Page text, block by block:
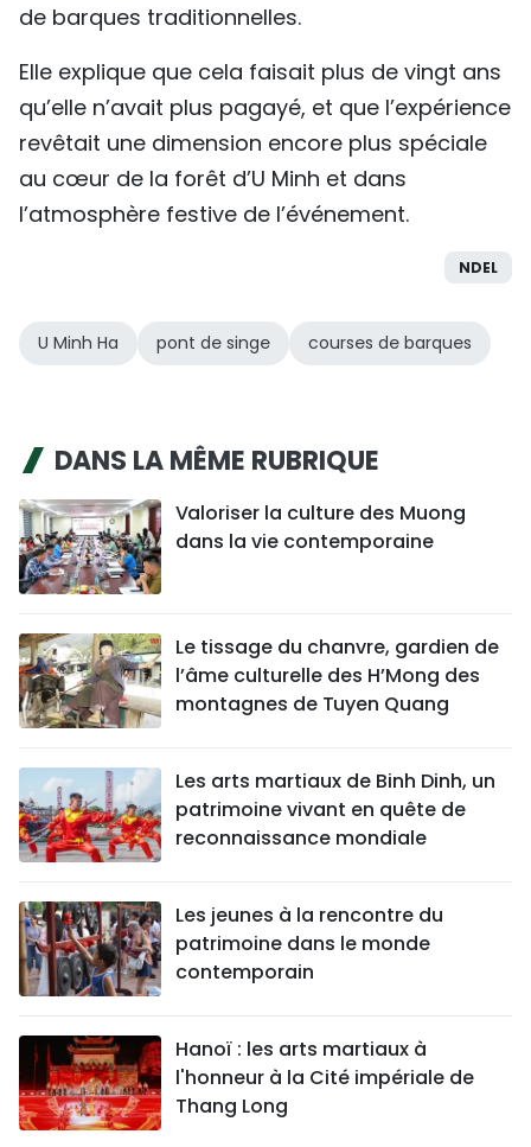
de barques traditionnelles.
Elle explique que cela faisait plus de vingt ans
qu’elle n’avait plus pagayé, et que l’expérience
revêtait une dimension encore plus spéciale
au cœur de la forêt d’U Minh et dans
l’atmosphère festive de l’événement.
NDEL
U Minh Ha pont de singe courses de barques
DANS LA MÊME RUBRIQUE
Valoriser la culture des Muong
dans la vie contemporaine
Le tissage du chanvre, gardien de
l’âme culturelle des H’Mong des
montagnes de Tuyen Quang
Les arts martiaux de Binh Dinh, un
patrimoine vivant en quête de
reconnaissance mondiale
Les jeunes à la rencontre du
patrimoine dans le monde
contemporain
Hanoï : les arts martiaux à
l'honneur à la Cité impériale de
Thang Long